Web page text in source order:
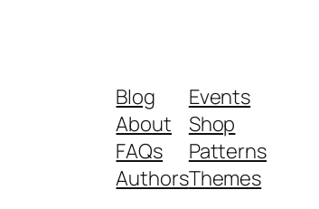
Blog
About
FAQs
Authors
Events
Shop
Patterns
Themes